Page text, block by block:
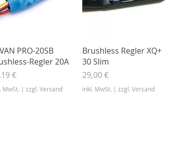
Schnellansicht
PRO-20SB
Regler 20A
€
MwSt. |zzgl. Versand
Schnellansicht
Brushless Regler XQ+
30 Slim
Preis
29,00 €
inkl. MwSt. | zzgl. Versand